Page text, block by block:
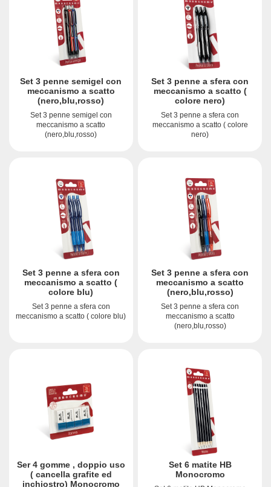
Set 3 penne semigel con
meccanismo a scatto
(nero,blu,rosso)
Set 3 penne semigel con
meccanismo a scatto
(nero,blu,rosso)
Set 3 penne a sfera con
meccanismo a scatto (
colore nero)
Set 3 penne a sfera con
meccanismo a scatto ( colore
nero)
Set 3 penne a sfera con
meccanismo a scatto (
colore blu)
Set 3 penne a sfera con
meccanismo a scatto ( colore blu)
Set 3 penne a sfera con
meccanismo a scatto
(nero,blu,rosso)
Set 3 penne a sfera con
meccanismo a scatto
(nero,blu,rosso)
Ser 4 gomme , doppio uso
( cancella grafite ed
inchiostro) Monocromo
Set 6 matite HB
Monocromo